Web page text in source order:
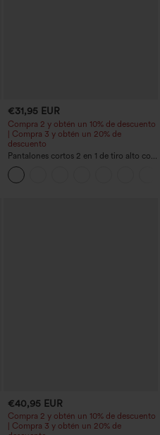
€31,95 EUR
Compra 2 y obtén un 10% de descuento
| Compra 3 y obtén un 20% de
descuento
Pantalones cortos 2 en 1 de tiro alto con
bolsillo interior y trasero
€40,95 EUR
Compra 2 y obtén un 10% de descuento
| Compra 3 y obtén un 20% de